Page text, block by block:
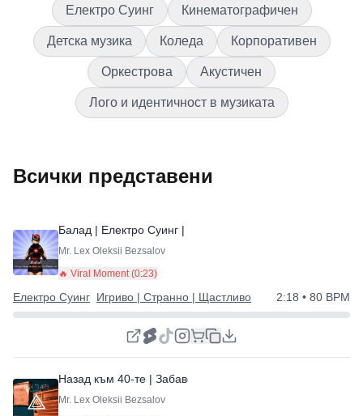
Електро Суинг Кинематографичен
Детска музика Коледа Корпоративен
Оркестрова Акустичен
Лого и идентичност в музиката
Всички представени
Балад | Електро Суинг | Яко
Mr. Lex Oleksii Bezsalov
🔥 Viral Moment (0:23)
Електро Суинг Игриво | Странно | Щастливо 2:18 • 80 BPM
Назад към 40-те | Забавен електро суинг
Mr. Lex Oleksii Bezsalov